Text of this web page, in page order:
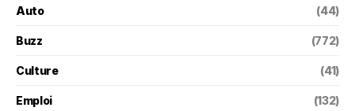
Auto (44)
Buzz (772)
Culture (41)
Emploi (132)